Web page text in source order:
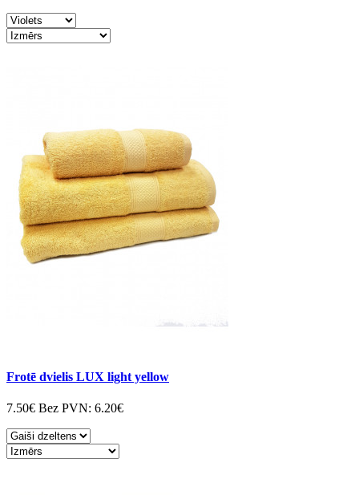
Frotē dvielis LUX light yellow
7.50€ Bez PVN: 6.20€